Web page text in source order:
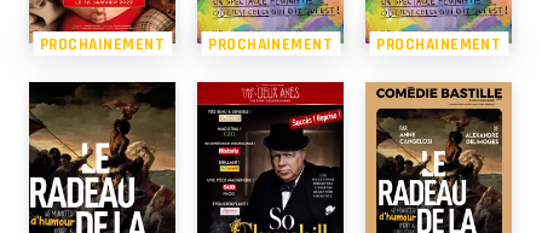
PROCHAINEMENT PROCHAINEMENT PROCHAINEMENT